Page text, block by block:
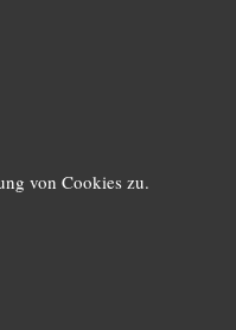
von Cookies zu.